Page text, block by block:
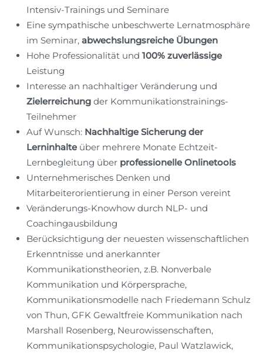
Intensiv-Trainings und Seminare
Eine sympathische unbeschwerte Lernatmosphäre
im Seminar, abwechslungsreiche Übungen
Hohe Professionalität und 100% zuverlässige
Leistung
Interesse an nachhaltiger Veränderung und
Zielerreichung der Kommunikationstrainings-
Teilnehmer
Auf Wunsch: Nachhaltige Sicherung der
Lerninhalteüber mehrere Monate Echtzeit-
Lernbegleitung über professionelle Onlinetools
Unternehmerisches Denken und
Mitarbeiterorientierung in einer Person vereint
Veränderungs-Knowhow durch NLP- und
Coachingausbildung
Berücksichtigung der neuesten wissenschaftlichen
Erkenntnisse und anerkannter
Kommunikationstheorien, z.B. Nonverbale
Kommunikation und Körpersprache,
Kommunikationsmodelle nach Friedemann Schulz
von Thun, GFK Gewaltfreie Kommunikation nach
Marshall Rosenberg, Neurowissenschaften,
Kommunikationspsychologie, Paul Watzlawick,